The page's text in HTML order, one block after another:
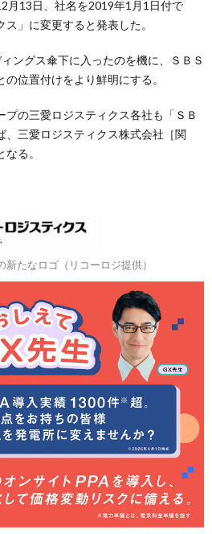
月13日、社名を2019年1月1日付で
ス」に変更すると発表した。
ングス傘下に入ったのを機に、ＳＢＳ
位置付けをより鮮明にする。
の三愛ロジスティクス各社も「ＳＢ
、三愛ロジスティクス株式会社［関
る。
たなロゴ（リコーロジ提供）